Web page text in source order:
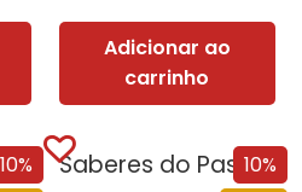
Adicionar ao
carrinho
10%
Revitalizar – Dicas e receitas para se manter jovem e saudável
10%
Saberes do Passado